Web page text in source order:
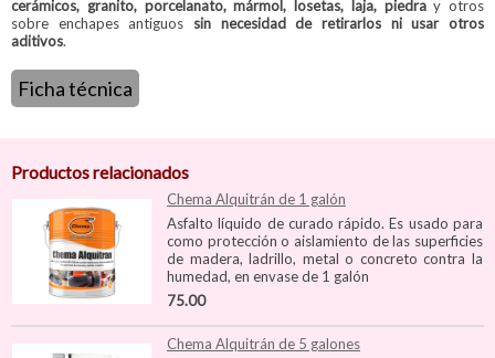
cerámicos, granito, porcelanato, mármol, losetas, laja, piedray otros
sobre enchapes antiguos sin necesidad de retirarlos ni usar otros
aditivos.
Ficha técnica
Productos relacionados
Chema Alquitrán de 1 galón
Asfalto líquido de curado rápido. Es usado para
como protección o aislamiento de las superficies
de madera, ladrillo, metal o concreto contra la
humedad, en envase de 1 galón
75.00
Chema Alquitrán de 5 galones